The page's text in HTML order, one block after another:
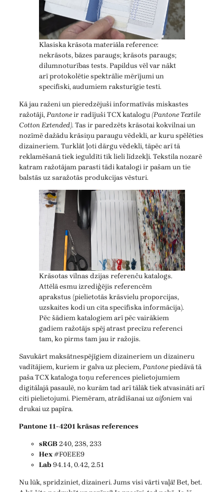
Klasiska krāsota materiāla reference:
nekrāsots, bāzes paraugs; krāsots paraugs;
dilumnoturības tests. Papildus vēl var nākt
arī protokolētie spektrālie mērījumi un
specifiski, audumiem raksturīgie testi.
Kā jau raženi un pieredzējuši informatīvās miskastes
ražotāji,Pantoneir radījuši TCX katalogu (Pantone Textile
Cotton Extended). Tas ir paredzēts krāsotai kokvilnai un
nozīmē dažādu krāsiņu paraugu vēdekli, ar kuru spēlēties
dizaineriem. Turklāt ļoti dārgu vēdekli, tāpēc arī tā
reklamēšanā tiek ieguldīti tik lieli līdzekļi. Tekstila nozarē
katram ražotājam parasti tādi katalogi ir pašam un tie
balstās uz saražotās produkcijas vēsturi.
Krāsotas vilnas dzijas referenču katalogs.
Attēlā esmu izrediģējis referencēm
aprakstus (pielietotās krāsvielu proporcijas,
uzskaites kodi un cita specifiska informācija).
Pēc šādiem katalogiem arī pēc vairākiem
gadiem ražotājs spēj atrast precīzu referenci
tam, ko pirms tam jau ir ražojis.
Savukārt maksātnespējīgiem dizaineriem un dizaineru
vadītājiem, kuriem ir galva uz pleciem,Pantonepiedāvā tā
paša TCX kataloga toņu references pielietojumiem
digitālajā pasaulē, no kurām tad arī tālāk tiek atvasināti arī
citi pielietojumi. Piemēram, atrādīšanai uzaifoniemvai
drukai uz papīra.
Pantone 11-4201 krāsas references
sRGB240, 238, 233
Hex#F0EEE9
Lab94.14, 0.42, 2.51
Nu lūk, spridziniet, dizaineri. Jums visi vārti vaļā! Bet, bet.